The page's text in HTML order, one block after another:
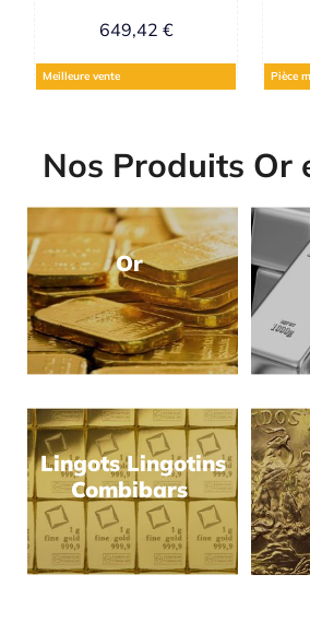
649,42 €
Meilleure vente Pièce
Nos Produits Or
Or
Lingots Lingotins
Combibars